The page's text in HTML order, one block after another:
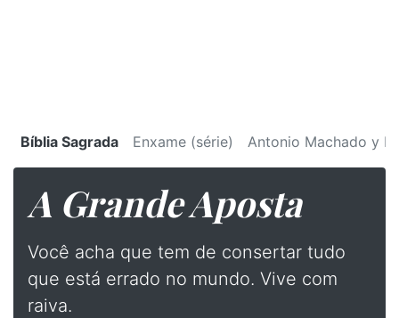
Bíblia Sagrada Enxame (série) Antonio Machado y
A Grande Aposta
Você acha que tem de consertar tudo
que está errado no mundo. Vive com
raiva.